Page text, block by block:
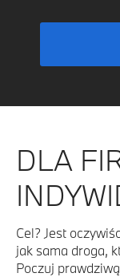
DLA
Cel? Jest
jak sama droga,
Poczuj